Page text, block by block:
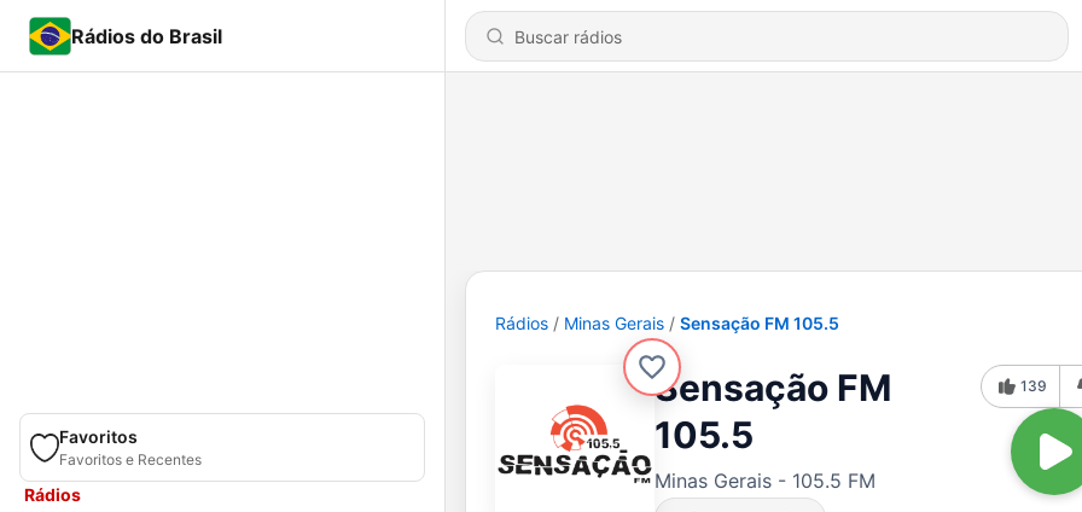
Rádios do Brasil
Favoritos
Favoritos e Recentes
Rádios
Rádios Minas Gerais Sensação FM 105.5
Sensação FM
105.5
Minas Gerais - 105.5 FM
139